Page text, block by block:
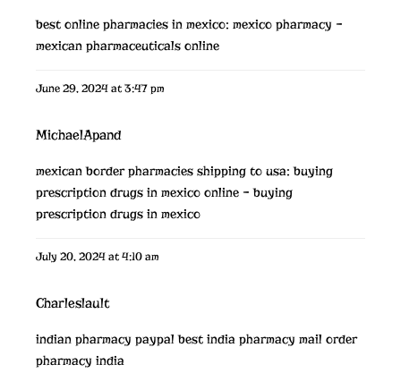
best online pharmacies in mexico: mexico pharmacy –
mexican pharmaceuticals online
June 29, 2024 at 3:47 pm
MichaelApand
mexican border pharmacies shipping to usa:buying
prescription drugs in mexico online – buying
prescription drugs in mexico
July 20, 2024 at 4:10 am
Charleslault
indian pharmacy paypalbest india pharmacy mail order
pharmacy india